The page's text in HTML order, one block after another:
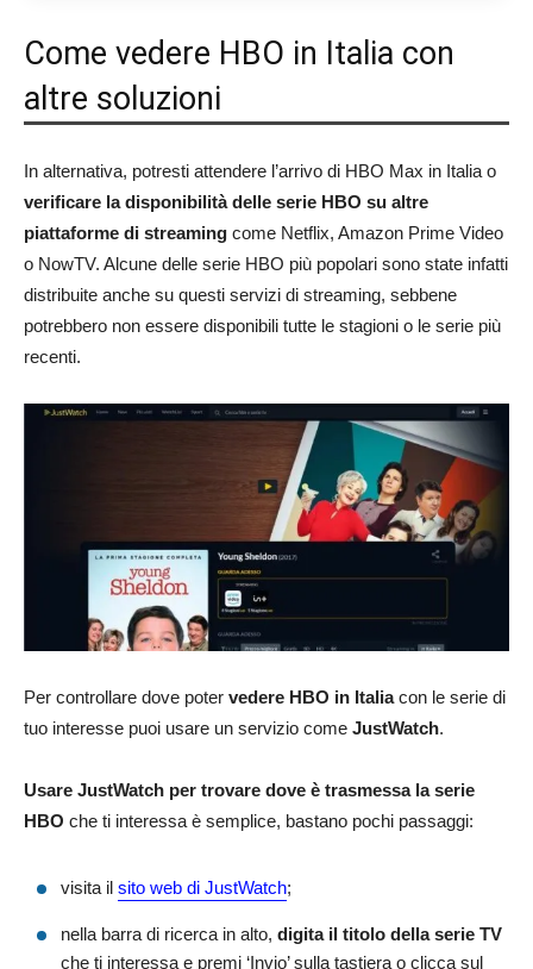
Come vedere HBO in Italia con
altre soluzioni
In alternativa, potresti attendere l’arrivo di HBO Max in Italia o
verificare la disponibilità delle serie HBO su altre
piattaforme di streaming come Netflix, Amazon Prime Video
o NowTV. Alcune delle serie HBO più popolari sono state infatti
distribuite anche su questi servizi di streaming, sebbene
potrebbero non essere disponibili tutte le stagioni o le serie più
recenti.
Per controllare dove poter vedere HBO in Italiacon le serie di
tuo interesse puoi usare un servizio come JustWatch.
Usare JustWatch per trovare dove è trasmessa la serie
HBO che ti interessa è semplice, bastano pochi passaggi:
visita il sito web di JustWatch;
nella barra di ricerca in alto, digita il titolo della serie TV
che ti interessa e premi ‘Invio’ sulla tastiera o clicca sul